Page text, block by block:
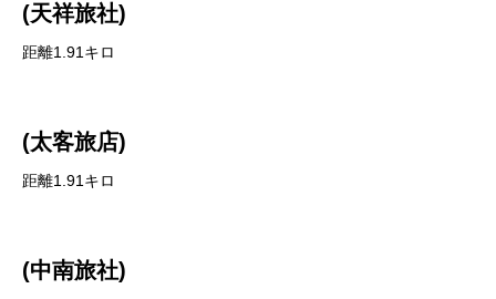
(天祥旅社)
距離1.91キロ
(太客旅店)
距離1.91キロ
(中南旅社)